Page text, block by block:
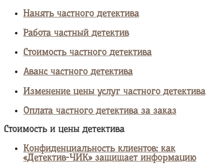
Нанять частного детектива
Работа частный детектив
Стоимость частного детектива
Аванс частного детектива
Изменение цены услуг частного детектива
Оплата частного детектива за заказ
Стоимость и цены детектива
Конфиденциальность клиентов: как
«Детектив-ЧИК» защищает информацию